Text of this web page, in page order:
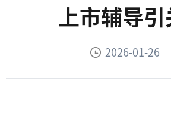
上市辅导
2026-01-26